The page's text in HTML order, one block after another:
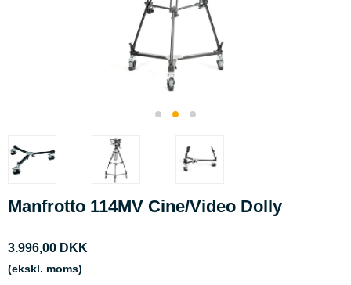
Manfrotto 114MV Cine/Video Dolly
3.996,00 DKK
(ekskl. moms)